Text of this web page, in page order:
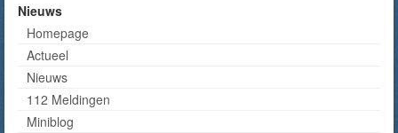
Nieuws
Homepage
Actueel
Nieuws
112 Meldingen
Miniblog